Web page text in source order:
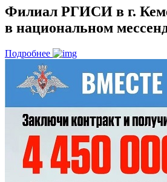
Филиал РГИСИ в г.
в национальном
Подробнее